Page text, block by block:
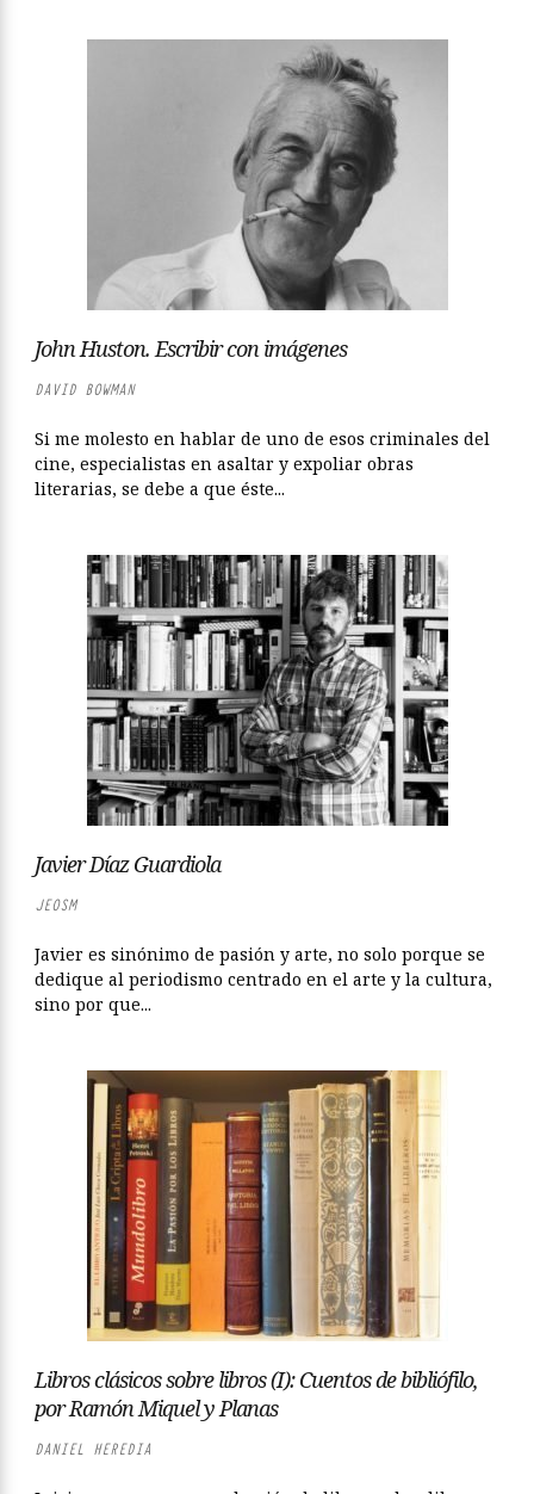
John Huston. Escribir con imágenes
DAVID BOWMAN
Si me molesto en hablar de uno de esos criminales del
cine, especialistas en asaltar y expoliar obras
literarias, se debe a que éste...
Javier Díaz Guardiola
JEOSM
Javier es sinónimo de pasión y arte, no solo porque se
dedique al periodismo centrado en el arte y la cultura,
sino por que...
Libros clásicos sobre libros (I): Cuentos de bibliófilo,
por Ramón Miquel y Planas
DANIEL HEREDIA